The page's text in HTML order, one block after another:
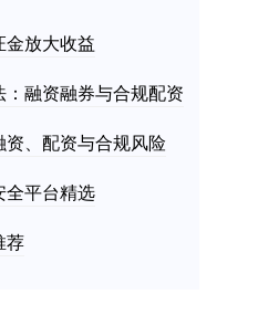
放大收益
融资融券与合规配资
、配资与合规风险
全平台精选
荐